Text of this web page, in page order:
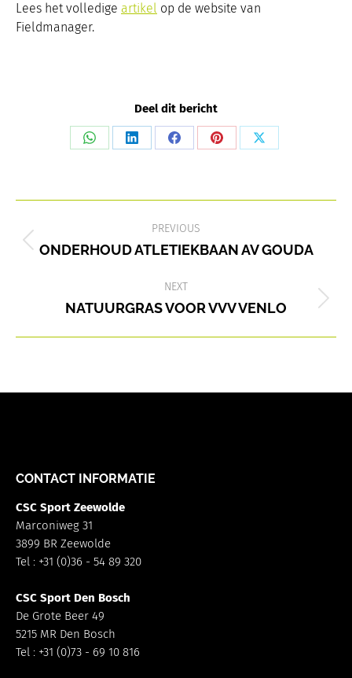
Lees het volledige artikel op de website van
Fieldmanager.
Deel dit bericht
Share
Share
Share
Share
Share
NAVIGATION
PREVIOUS
Previous
ONDERHOUD ATLETIEKBAAN AV GOUDA
NEXT
Next
NATUURGRAS VOOR VVV VENLO
CONTACT INFORMATIE
CSC Sport Zeewolde
Marconiweg 31
3899 BR Zeewolde
Tel : +31 (0)36 - 54 89 320
CSC Sport Den Bosch
De Grote Beer 49
5215 MR Den Bosch
Tel : +31 (0)73 - 69 10 816